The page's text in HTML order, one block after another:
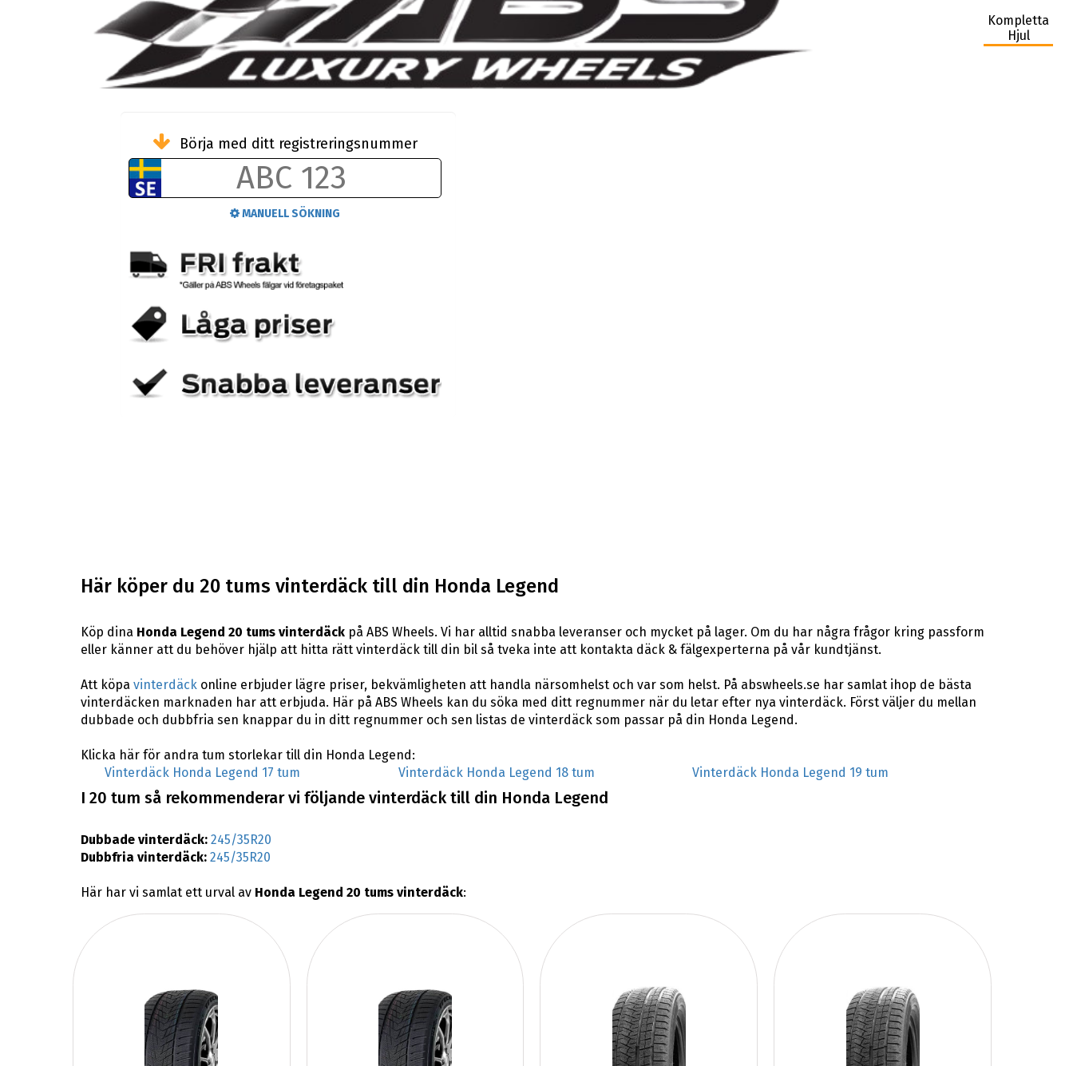
Kompletta
Hjul
Börja med ditt registreringsnummer
MANUELL SÖKNING
Här köper du 20 tums vinterdäck till din Honda Legend
Köp dina Honda Legend 20 tums vinterdäckpå ABS Wheels. Vi har alltid snabba leveranser och mycket på lager. Om du har några frågor kring passform
eller känner att du behöver hjälp att hitta rätt vinterdäck till din bil så tveka inte att kontakta däck & fälgexperterna på vår kundtjänst.
Att köpa vinterdäckonline erbjuder lägre priser, bekvämligheten att handla närsomhelst och var som helst. På abswheels.se har samlat ihop de bästa
vinterdäcken marknaden har att erbjuda. Här på ABS Wheels kan du söka med ditt regnummer när du letar efter nya vinterdäck. Först väljer du mellan
dubbade och dubbfria sen knappar du in ditt regnummer och sen listas de vinterdäck som passar på din Honda Legend.
Klicka här för andra tum storlekar till din Honda Legend:
Vinterdäck Honda Legend 17 tum
Vinterdäck Honda Legend 18 tum Vinterdäck Honda Legend 19 tum
I 20 tum så rekommenderar vi följande vinterdäck till din Honda Legend
Dubbade vinterdäck: 245/35R20
Dubbfria vinterdäck: 245/35R20
Här har vi samlat ett urval av Honda Legend 20 tums vinterdäck: